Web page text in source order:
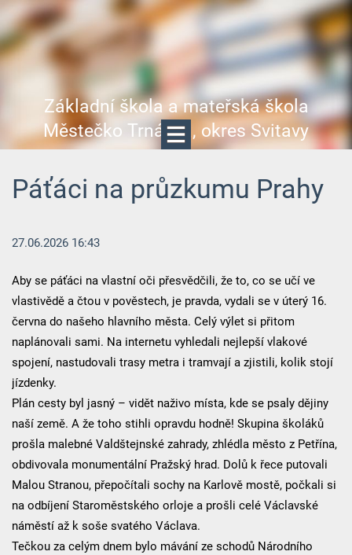
Základní škola a mateřská škola
Městečko Trnávka, okres Svitavy
Páťáci na průzkumu Prahy
27.06.2026 16:43
Aby se páťáci na vlastní oči přesvědčili, že to, co se učí ve
vlastivědě a čtou v pověstech, je pravda, vydali se v úterý 16.
června do našeho hlavního města. Celý výlet si přitom
naplánovali sami. Na internetu vyhledali nejlepší vlakové
spojení, nastudovali trasy metra i tramvají a zjistili, kolik stojí
jízdenky.
Plán cesty byl jasný – vidět naživo místa, kde se psaly dějiny
naší země. A že toho stihli opravdu hodně! Skupina školáků
prošla malebné Valdštejnské zahrady, zhlédla město z Petřína,
obdivovala monumentální Pražský hrad. Dolů k řece putovali
Malou Stranou, přepočítali sochy na Karlově mostě, počkali si
na odbíjení Staroměstského orloje a prošli celé Václavské
náměstí až k soše svatého Václava.
Tečkou za celým dnem bylo mávání ze schodů Národního